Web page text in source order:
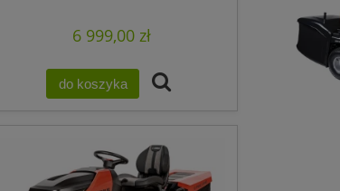
6 999,00 zł
do koszyka